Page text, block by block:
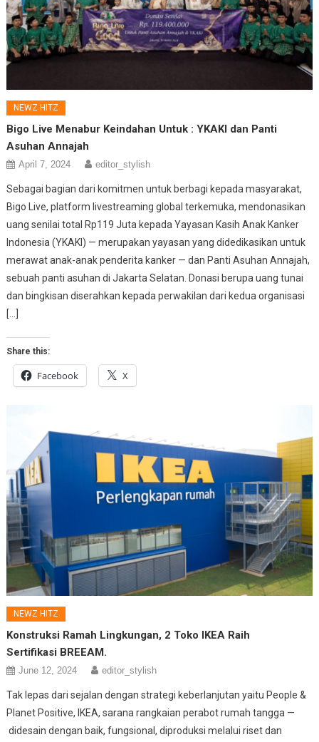
NEWZ HITZ
Bigo Live Menabur Keindahan Untuk : YKAKI dan Panti
Asuhan Annajah
April 7, 2024 editor_stylish
Sebagai bagian dari komitmen untuk berbagi kepada masyarakat,
Bigo Live, platform livestreaming global terkemuka, mendonasikan
uang senilai total Rp119 Juta kepada Yayasan Kasih Anak Kanker
Indonesia (YKAKI) — merupakan yayasan yang didedikasikan untuk
merawat anak-anak penderita kanker — dan Panti Asuhan Annajah,
sebuah panti asuhan di Jakarta Selatan. Donasi berupa uang tunai
dan bingkisan diserahkan kepada perwakilan dari kedua organisasi
[…]
Share this:
Facebook X
NEWZ HITZ
Konstruksi Ramah Lingkungan, 2 Toko IKEA Raih
Sertifikasi BREEAM.
June 12, 2024 editor_stylish
Tak lepas dari sejalan dengan strategi keberlanjutan yaitu People &
Planet Positive, IKEA, sarana rangkaian perabot rumah tangga —
didesain dengan baik, fungsional, diproduksi melalui riset dan